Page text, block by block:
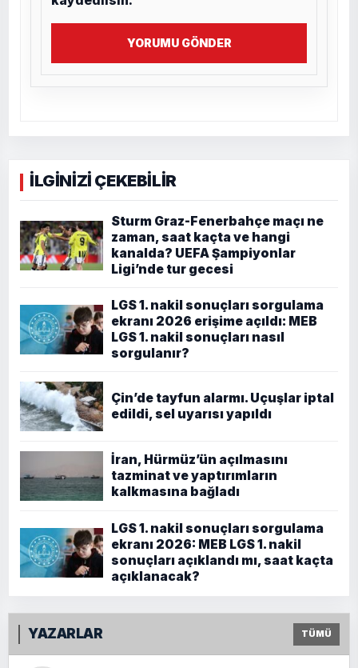
YORUMU GÖNDER
İLGİNİZİ ÇEKEBİLİR
Sturm Graz-Fenerbahçe maçı ne
zaman, saat kaçta ve hangi
kanalda? UEFA Şampiyonlar
Ligi’nde tur gecesi
LGS 1. nakil sonuçları sorgulama
ekranı 2026 erişime açıldı: MEB
LGS 1. nakil sonuçları nasıl
sorgulanır?
Çin’de tayfun alarmı. Uçuşlar iptal
edildi, sel uyarısı yapıldı
İran, Hürmüz’ün açılmasını
tazminat ve yaptırımların
kalkmasına bağladı
LGS 1. nakil sonuçları sorgulama
ekranı 2026: MEB LGS 1. nakil
sonuçları açıklandı mı, saat kaçta
açıklanacak?
YAZARLAR TÜMÜ